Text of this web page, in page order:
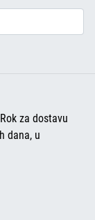
za dostavu
dana, u